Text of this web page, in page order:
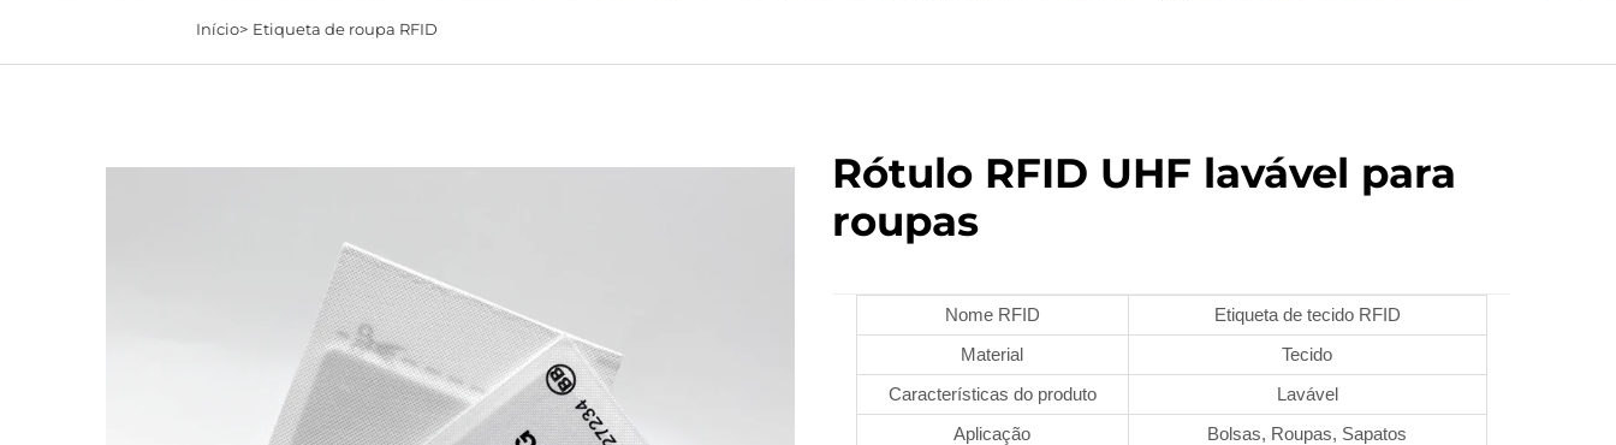
Início> Etiqueta de roupa RFID
Rótulo RFID UHF lavável para
roupas
Nome RFID
Etiqueta de tecido RFID
Material
Tecido
Características do produto
Lavável
Aplicação
Bolsas, Roupas, Sapatos